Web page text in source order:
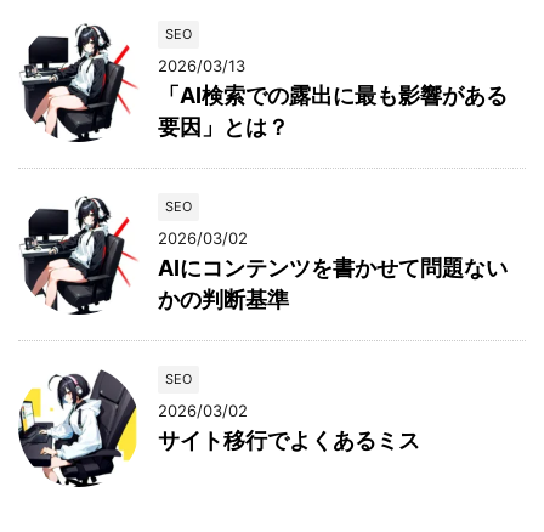
SEO
2026/03/13
「AI検索での露出に最も影響がある
要因」とは？
SEO
2026/03/02
AIにコンテンツを書かせて問題ない
かの判断基準
SEO
2026/03/02
サイト移行でよくあるミス